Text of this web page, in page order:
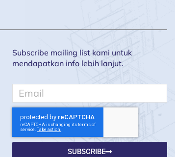
Subscribe mailing list kami untuk
mendapatkan info lebih lanjut.
Email
SUBSCRIBE